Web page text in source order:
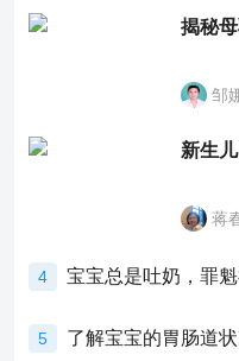
揭秘
邹
新生
蒋
4 宝宝总是吐奶，罪
5 了解宝宝的胃肠道